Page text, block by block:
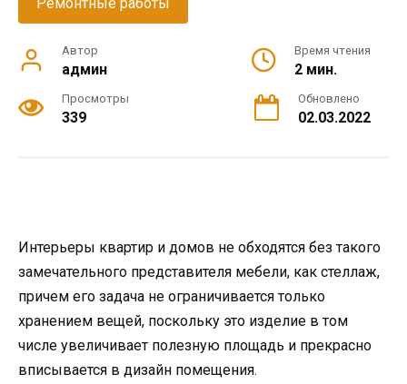
Автор
админ
Время чтения
2 мин.
Просмотры
339
Обновлено
02.03.2022
Интерьеры квартир и домов не обходятся без такого
замечательного представителя мебели, как стеллаж,
причем его задача не ограничивается только
хранением вещей, поскольку это изделие в том
числе увеличивает полезную площадь и прекрасно
вписывается в дизайн помещения.